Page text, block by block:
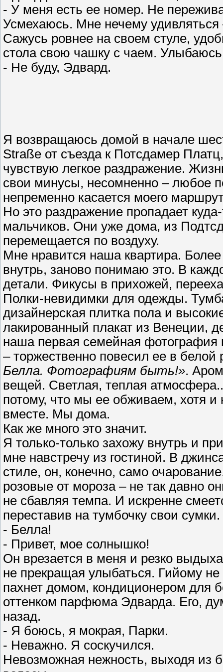
- У меня есть ее номер. Не
Усмехаюсь. Мне нечему
Сажусь ровнее на своем стуле,
стола свою чашку с чаем.
- Не буду, Эдвард.
Я возвращаюсь домой в начале
Straße от съезда к Потсдамер
чувствую легкое раздражение.
свои минусы, несомненно – любое
непременно касается моего
Но это раздражение пропадает
мальчиков. Они уже дома, из
перемещается по воздуху.
Мне нравится наша квартира.
внутрь, заново понимаю это. В
детали. Фикусы в прихожей,
Полки-невидимки для одежды.
дизайнерская плитка пола и
лакированный плакат из Венеции,
наша первая семейная
– торжественно повесил ее в белой
Белла. Фотографиям быть!».
вещей. Светлая, теплая
потому, что мы ее обживаем, хотя и
вместе. Мы дома.
Как же много это значит.
Я только-только захожу внутрь и
мне навстречу из гостиной. В
стиле, он, конечно, само
розовые от мороза – не так давно
не сбавляя темпа. И искренне
переставив на тумбочку свои сумки.
- Белла!
- Привет, мое солнышко!
Он врезается в меня и резко
не прекращая улыбаться. Гийому
пахнет домом, кондиционером для
оттенком парфюма Эдварда. Его,
назад.
- Я боюсь, я мокрая, Парки.
- Неважно. Я соскучился.
Невозможная нежность, выходя из